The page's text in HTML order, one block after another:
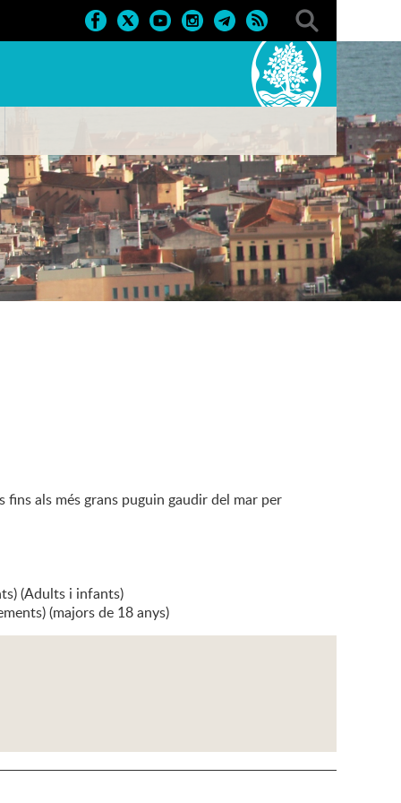
als més grans puguin gaudir del mar per
(Adults i infants)
(majors de 18 anys)